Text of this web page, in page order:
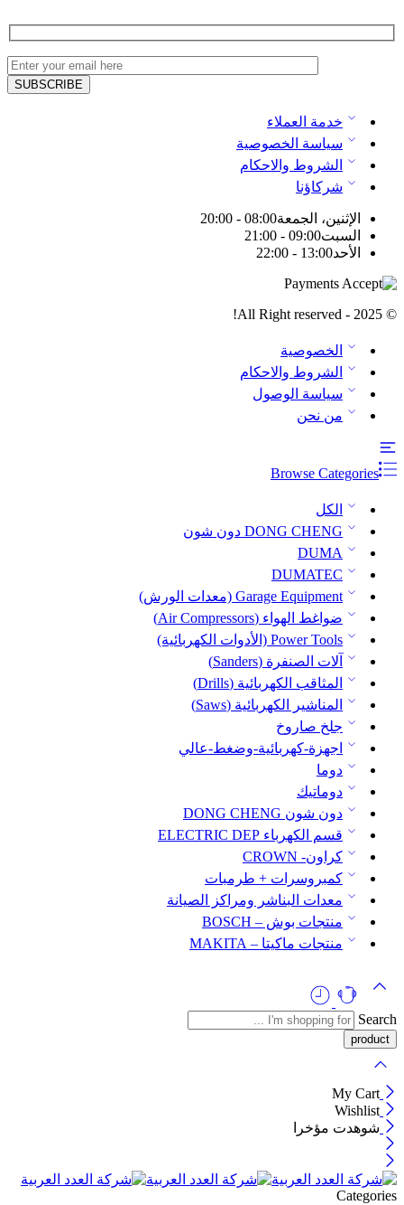
خدمة العملاء
سياسة الخصوصية
الشروط والاحكام
شركاؤنا
الإثنين، الجمعة08:00 - 20:00
السبت09:00 - 21:00
الأحد13:00 - 22:00
© 2025 - All Right reserved!
الخصوصية
الشروط والاحكام
سياسة الوصول
من نحن
Browse Categories
الكل
DONG CHENG دون شون
DUMA
DUMATEC
Garage Equipment (معدات الورش)
ضواغط الهواء (Air Compressors)
Power Tools (الأدوات الكهربائية)
آلات الصنفرة (Sanders)
المثاقب الكهربائية (Drills)
المناشير الكهربائية (Saws)
جلخ صاروخ
اجهزة-كهربائية-وضغط-عالي
دوما
دوماتيك
دون شون DONG CHENG
قسم الكهرباء ELECTRIC DEP
كراون- CROWN
كمبروسرات + طرمبات
معدات البناشر ومراكز الصيانة
منتجات بوش – BOSCH
منتجات ماكيتا – MAKITA
Search
My Cart
Wishlist
شوهدت مؤخرا
Categories